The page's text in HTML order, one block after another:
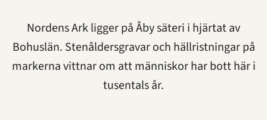
Konferens
Om oss | Öppettider | Press
Nordens Ark ligger på Åby säteri i hjärtat av
Bohuslän. Stenåldersgravar och hällristningar på
markerna vittnar om att människor har bott här i
tusentals år.